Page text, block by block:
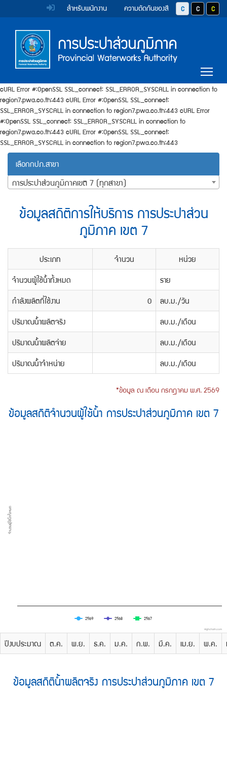
หน้า
แรก
(การ
ประปา
ส่วน
ภูมิภาค)
ไป
ยัง
เนื้อหา
(Skip
to
content)
ข้าม
ไป
ยัง
เมนู
(Skip
to
menu)
หน้า
ค้นหา
ข้อมูล
เว็บไซต์
(Search)
เว็บไซต์
(Sitemap)
ตัว
ช่วย
เหลือ
การ
เข้า
ถึง
เว็บไซต์
หน้า
หลัก
หรือ
แจ้ง
เรื่อง
Menu
สำหรับพนักงาน ความตัดกันของสี ปุ่มปรับสีตัวอักษร
ปุ่มปรับสีตั
ปุ่มป
ตรา
สัญลักษณ์
และ
ค่า
นิยม
การ
ประปา
ส่วน
ภูมิภาค
ตรา
สัญลักษณ์
และ
ค่า
นิยม
การ
ประปา
ส่วน
ภูมิภาค
Main
Menu
cURL Error #:OpenSSL SSL_connect: SSL_ERROR_SYSCALL in connection to
region7.pwa.co.th:443 cURL Error #:OpenSSL SSL_connect:
SSL_ERROR_SYSCALL in connection to region7.pwa.co.th:443 cURL Error
#:OpenSSL SSL_connect: SSL_ERROR_SYSCALL in connection to
region7.pwa.co.th:443 cURL Error #:OpenSSL SSL_connect:
SSL_ERROR_SYSCALL in connection to region7.pwa.co.th:443
เลือกกปภ.สาขา
การประปาส่วนภูมิภาคเขต 7 (ทุกสาขา)
ข้อมูลสถิติการให้บริการ การประปาส่วน
ภูมิภาค เขต 7
ประเภท จำนวน
หน่วย
จำนวนผู้ใช้น้ำทั้งหมด
ราย
กำลังผลิตที่ใช้งาน
0 ลบ.ม./วัน
ปริมาณน้ำผลิตจริง
ลบ.ม./เดือน
ปริมาณน้ำผลิตจ่าย
ลบ.ม./เดือน
ปริมาณน้ำจำหน่าย
ลบ.ม./เดือน
*ข้อมูล ณ เดือน กรกฎาคม พ.ศ. 2569
ข้อมูลสถิติจำนวนผู้ใช้น้ำ การประปาส่วนภูมิภาค เขต 7
จำนวนผู้ใช้นํ้าทั้งหมด
2569 2568 2567
Highcharts.com
ปีงบประมาณ ต.ค. พ.ย. ธ.ค. ม.ค. ก.พ. มี.ค. เม.ย. พ.ค.
ข้อมูลสถิติน้ำผลิตจริง การประปาส่วนภูมิภาค เขต 7